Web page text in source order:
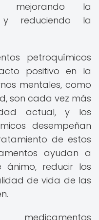
mejorando la
reduciendo la
petroquímicos
positivo en la
mentales, como
son cada vez más
actual, y los
desempeñan
de estos
ayudan a
reducir los
de vida de las